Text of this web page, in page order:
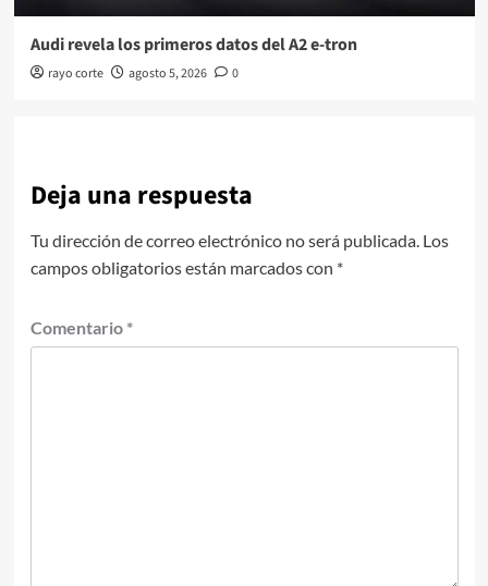
Audi revela los primeros datos del A2 e-tron
rayo corte agosto 5, 2026 0
Deja una respuesta
Tu dirección de correo electrónico no será publicada. Los
campos obligatorios están marcados con *
Comentario *